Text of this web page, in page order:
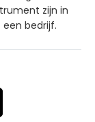
zijn in
bedrijf.